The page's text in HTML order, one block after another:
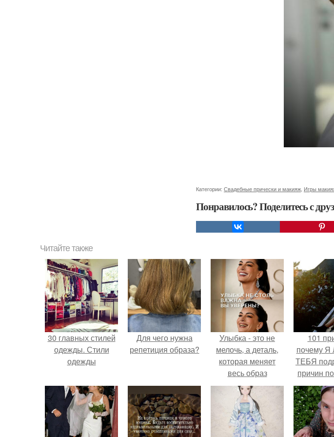
Категории: Свадебные прически и макияж Игры
Понравилось? Поделитесь с
Читайте также
30 главных стилей
одежды. Стили
одежды
Для чего нужна
репетиция образа?
Улыбка - это не
мелочь, а деталь,
которая меняет
весь образ
человека.
101
почему
ТЕБЯ
причин
моя